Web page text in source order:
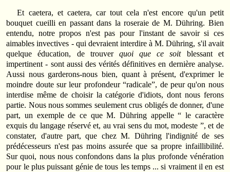
Et caetera, et caetera, car tout cela n'est encore qu'un petit
bouquet cueilli en passant dans la roseraie de M. Dühring. Bien
entendu, notre propos n'est pas pour l'instant de savoir si ces
aimables invectives - qui devraient interdire à M. Dühring, s'il avait
quelque éducation, de trouver quoi que ce soit blessant et
impertinent - sont aussi des vérités définitives en dernière analyse.
Aussi nous garderons-nous bien, quant à présent, d'exprimer le
moindre doute sur leur profondeur “radicale”, de peur qu'on nous
interdise même de choisir la catégorie d'idiots, dont nous ferons
partie. Nous nous sommes seulement crus obligés de donner, d'une
part, un exemple de ce que M. Dühring appelle “ le caractère
exquis du langage réservé et, au vrai sens du mot, modeste ”, et de
constater, d'autre part, que chez M. Dühring l'indignité de ses
prédécesseurs n'est pas moins assurée que sa propre infaillibilité.
Sur quoi, nous nous confondons dans la plus profonde vénération
pour le plus puissant génie de tous les temps ... si vraiment il en est